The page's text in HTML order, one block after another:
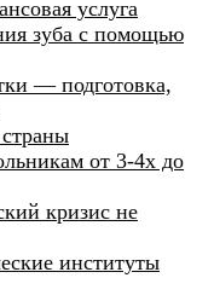
услуга
зуба с помощью
— подготовка,
от 3-4х до
кризис не
институты